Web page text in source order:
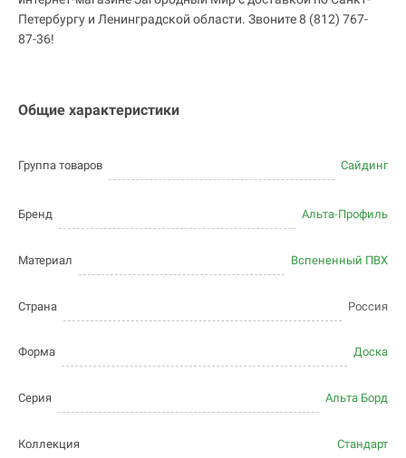
Петербургу и Ленинградской области. Звоните 8 (812) 767-
87-36!
Общие характеристики
Группа товаров Сайдинг
Бренд Альта-Профиль
Материал Вспененный ПВХ
Страна Россия
Форма Доска
Серия Альта Борд
Коллекция Стандарт